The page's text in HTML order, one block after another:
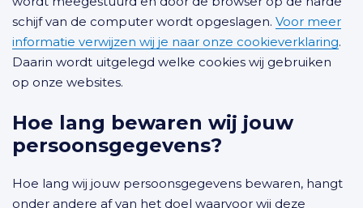
schijf van de computer wordt opgeslagen. Voor meer
informatie verwijzen wij je naar onze cookieverklaring.
Daarin wordt uitgelegd welke cookies wij gebruiken
op onze websites.
Hoe lang bewaren wij jouw
persoonsgegevens?
Hoe lang wij jouw persoonsgegevens bewaren, hangt
onder andere af van het doel waarvoor wij deze